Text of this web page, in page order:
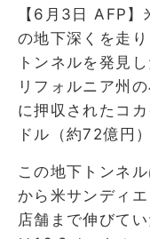
【6月3日 AFP
の地下深くを走
トンネルを発見
リフォルニア州
に押収されたコ
ドル（約72億円
この地下トンネ
から米サンディ
店舗まで伸びて